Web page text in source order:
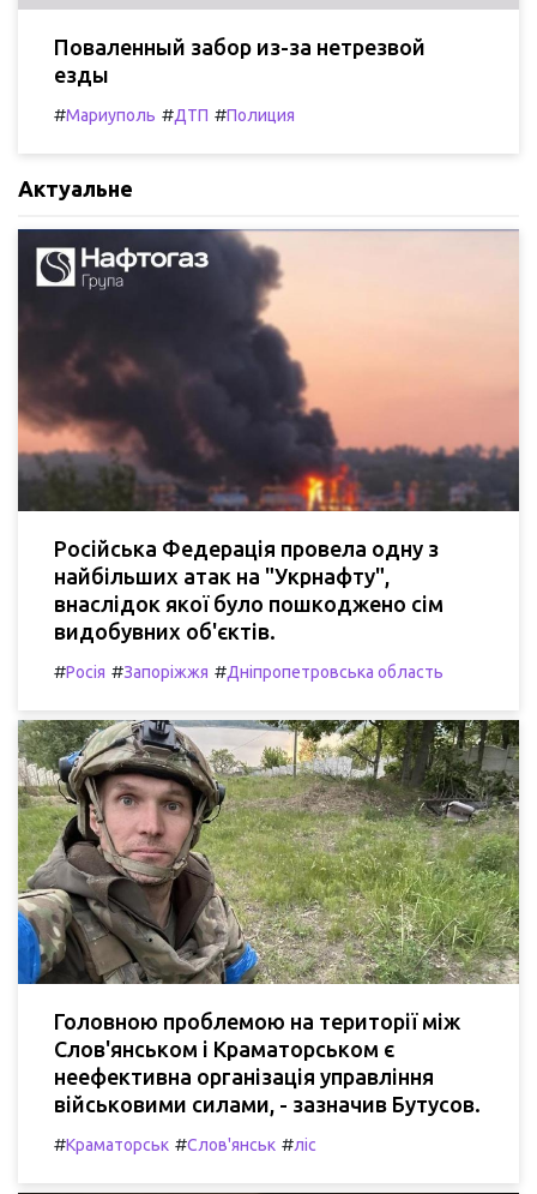
Поваленный забор из-за нетрезвой
езды
#Мариуполь #ДТП #Полиция
Актуальне
Російська Федерація провела одну з
найбільших атак на "Укрнафту",
внаслідок якої було пошкоджено сім
видобувних об'єктів.
#Росія #Запоріжжя #Дніпропетровська область
Головною проблемою на території між
Слов'янськом і Краматорськом є
неефективна організація управління
військовими силами, - зазначив Бутусов.
#Краматорськ #Слов'янськ #ліс